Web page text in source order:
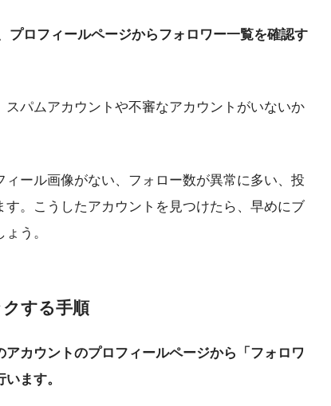
ロフィールページからフォロワー一覧を確認す
パムアカウントや不審なアカウントがいないか
ール画像がない、フォロー数が異常に多い、投
。こうしたアカウントを見つけたら、早めにブ
う。
する手順
カウントのプロフィールページから「フォロワ
ます。